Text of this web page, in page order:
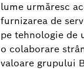
lume urmăresc
furnizarea de
pe tehnologie de
o colaborare
valoare grupului